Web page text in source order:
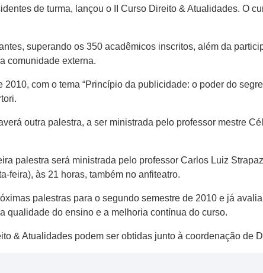
de turma, lançou o II Curso Direito & Atualidades. O
superando os 350 acadêmicos inscritos, além da
comunidade externa.
com o tema “Princípio da publicidade: o poder do
outra palestra, a ser ministrada pelo professor mestre
palestra será ministrada pelo professor Carlos Luiz
feira), às 21 horas, também no anfiteatro.
palestras para o segundo semestre de 2010 e já
qualidade do ensino e a melhoria contínua do curso.
& Atualidades podem ser obtidas junto à coordenação de